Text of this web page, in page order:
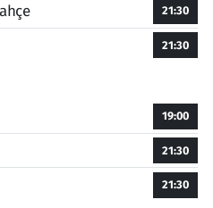
21:30
21:30
19:00
21:30
21:30